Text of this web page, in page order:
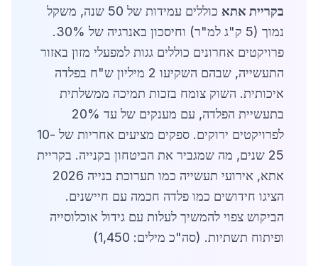
בקריית אתא
כוללים עמידות של 50 שנה, משקל
נמוך (5 ק"ג למ"ר) וחיסכון באנרגיה של 30%.
פרויקטים אחרונים כוללים גגות למפעלי מזון באזור
התעשייה, שבהם השקיעו 2 מיליון ש"ח בפלדה
איכותית. השוק צומח בזכות תמיכה ממשלתית
בתעשיית הפלדה, עם מענקים של עד 20%
לפרויקטים ירוקים. ספקים מציעים אחריות של 10-
25 שנים, מה שמגביר את הביטחון בקנייה. בקריית
אתא, אירועי תעשייה כמו תערוכת בנייה 2026
הציגו חידושים כמו פלדה חכמה עם חיישנים.
הביקוש צפוי להמשיך לעלות עם גידול אוכלוסייה
ופיתוח תשתיות. (סה"כ מילים: 1,450)